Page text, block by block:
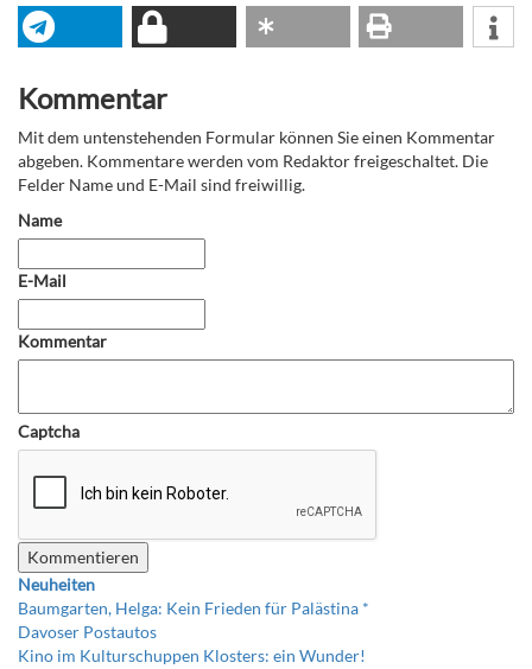
Kommentar
Mit dem untenstehenden Formular können Sie einen Kommentar
abgeben. Kommentare werden vom Redaktor freigeschaltet. Die
Felder Name und E-Mail sind freiwillig.
Name
E-Mail
Kommentar
Captcha
Neuheiten
Baumgarten, Helga: Kein Frieden für Palästina *
Davoser Postautos
Kino im Kulturschuppen Klosters: ein Wunder!